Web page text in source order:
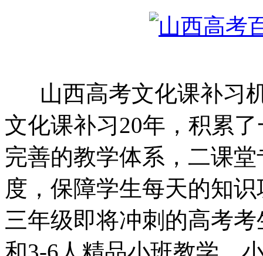
山西高考文化课补习
文化课补习20年，积累
完善的教学体系，二课
度，保障学生每天的知
三年级即将冲刺的高考